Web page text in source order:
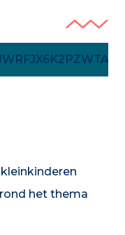
het thema